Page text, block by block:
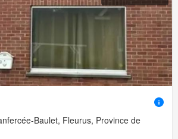
Baulet, Fleurus, Province de